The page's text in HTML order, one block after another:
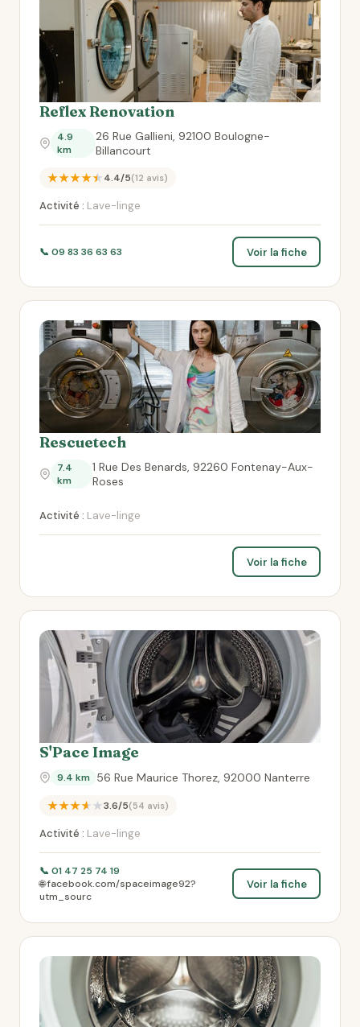
Reflex Renovation
4.9
km
26 Rue Gallieni, 92100 Boulogne-
Billancourt
★★★★★4.4/5(12 avis)
Activité : Lave-linge
📞 09 83 36 63 63 Voir la fiche
Rescuetech
7.4
km
1 Rue Des Benards, 92260 Fontenay-Aux-
Roses
Activité : Lave-linge
Voir la fiche
S'Pace Image
9.4 km 56 Rue Maurice Thorez, 92000 Nanterre
★★★★★3.6/5(54 avis)
Activité : Lave-linge
📞 01 47 25 74 19
🌐 facebook.com/spaceimage92?
utm_sourc
Voir la fiche